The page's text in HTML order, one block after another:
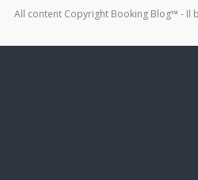
All content Copyright Booking Blog™ - Il